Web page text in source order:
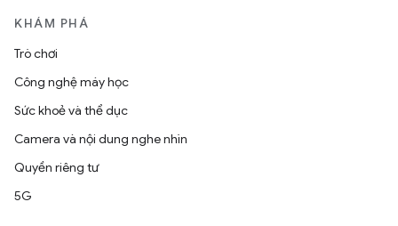
KHÁM PHÁ
Trò chơi
Công nghệ máy học
Sức khoẻ và thể dục
Camera và nội dung nghe nhìn
Quyền riêng tư
5G